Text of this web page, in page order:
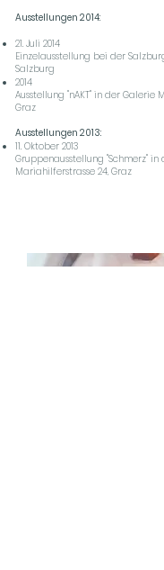
Ausstellungen 2014:
21. Juli 2014
Einzelausstellung bei der
Salzburg
2014
Ausstellung "nAKT" in der Galerie
Graz
Ausstellungen 2013:
11. Oktober 2013
Gruppenausstellung "Schmerz" in
Mariahilferstrasse 24, Graz